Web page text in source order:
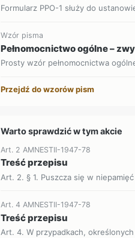
Formularz PPO-1 służy do
Wzór pisma
Pełnomocnictwo ogólne –
Prosty wzór pełnomocnictwa
Przejdź do wzorów pism
Warto sprawdzić w tym akcie
Art. 2 AMNESTII-1947-78
Treść przepisu
Art. 2. § 1. Puszcza się w
Art. 4 AMNESTII-1947-78
Treść przepisu
Art. 4. W przypadkach,